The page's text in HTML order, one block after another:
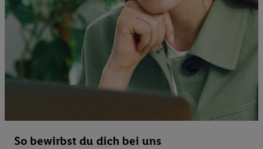
So bewirbst du dich bei uns